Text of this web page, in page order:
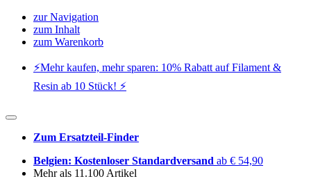
zur Navigation
zum Inhalt
zum Warenkorb
⚡️Mehr kaufen, mehr sparen: 10% Rabatt auf Filament &
Resin ab 10 Stück! ⚡️
Zum Ersatzteil-Finder
Belgien: Kostenloser Standardversand ab € 54,90
Mehr als 11.100 Artikel